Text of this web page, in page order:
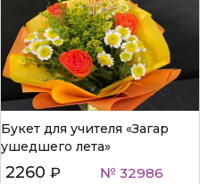
Букет для учителя «Загар
ушедшего лета»
2260 ₽ № 32986